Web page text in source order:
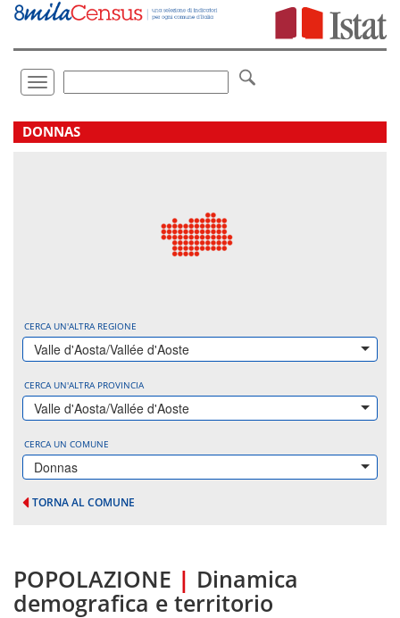
Vai
direttamente
Toggle
navigation
.
DONNAS
CERCA UN'ALTRA REGIONE
Valle d'Aosta/Vallée d'Aoste
CERCA UN'ALTRA PROVINCIA
Valle d'Aosta/Vallée d'Aoste
CERCA UN COMUNE
Donnas
TORNA AL COMUNE
POPOLAZIONE | Dinamica
demografica e territorio